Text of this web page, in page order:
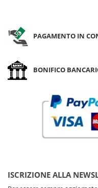
PAGAMENTO IN
BONIFICO
ISCRIZIONE ALLA